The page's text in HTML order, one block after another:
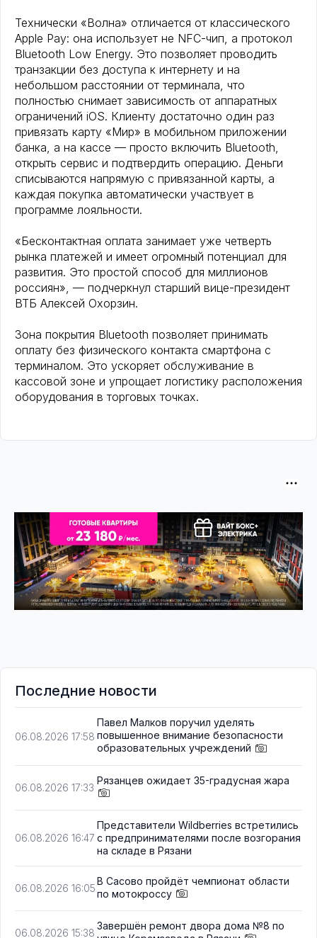
Технически «Волна» отличается от классического
Apple Pay: она использует не NFC-чип, а протокол
Bluetooth Low Energy. Это позволяет проводить
транзакции без доступа к интернету и на
небольшом расстоянии от терминала, что
полностью снимает зависимость от аппаратных
ограничений iOS. Клиенту достаточно один раз
привязать карту «Мир» в мобильном приложении
банка, а на кассе — просто включить Bluetooth,
открыть сервис и подтвердить операцию. Деньги
списываются напрямую с привязанной карты, а
каждая покупка автоматически участвует в
программе лояльности.
«Бесконтактная оплата занимает уже четверть
рынка платежей и имеет огромный потенциал для
развития. Это простой способ для миллионов
россиян», — подчеркнул старший вице-президент
ВТБ Алексей Охорзин.
Зона покрытия Bluetooth позволяет принимать
оплату без физического контакта смартфона с
терминалом. Это ускоряет обслуживание в
кассовой зоне и упрощает логистику расположения
оборудования в торговых точках.
Последние новости
06.08.2026 17:58
Павел Малков поручил уделять
повышенное внимание безопасности
образовательных учреждений
06.08.2026 17:33
Рязанцев ожидает 35-градусная жара
06.08.2026 16:47
Представители Wildberries встретились
с предпринимателями после возгорания
на складе в Рязани
06.08.2026 16:05
В Сасово пройдёт чемпионат области
по мотокроссу
06.08.2026 15:38
Завершён ремонт двора дома №8 по